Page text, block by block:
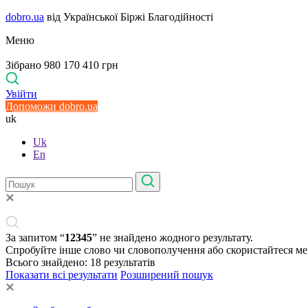
dobro.ua від Української Біржі Благодійності
Меню
Зібрано 980 170 410 грн
Увійти
Допоможи dobro.ua
uk
Uk
En
За запитом “12345” не знайдено жодного результату.
Спробуйте інше слово чи словополучення або скористайтеся
Всього знайдено: 18 результатів
Показати всі результати Розширений пошук